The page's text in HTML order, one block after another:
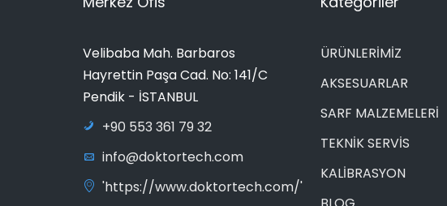
Velibaba Mah. Barbaros
Hayrettin Paşa Cad. No: 141/C
Pendik - İSTANBUL
+90 553 361 79 32
info@doktortech.com
'https://www.doktortech.com/'
ÜRÜNLERİMİZ
AKSESUARLAR
SARF MALZEMELERİ
TEKNİK SERVİS
KALİBRASYON